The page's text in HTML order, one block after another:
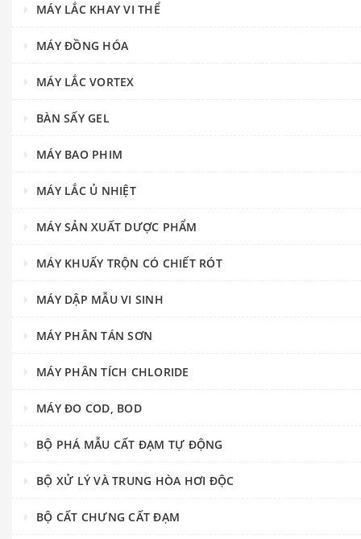
MÁY LẮC KHAY VI THỂ
MÁY ĐỒNG HÓA
MÁY LẮC VORTEX
BÀN SẤY GEL
MÁY BAO PHIM
MÁY LẮC Ủ NHIỆT
MÁY SẢN XUẤT DƯỢC PHẨM
MÁY KHUẤY TRỘN CÓ CHIẾT RÓT
MÁY DẬP MẪU VI SINH
MÁY PHÂN TÁN SƠN
MÁY PHÂN TÍCH CHLORIDE
MÁY ĐO COD, BOD
BỘ PHÁ MẪU CẤT ĐẠM TỰ ĐỘNG
BỘ XỬ LÝ VÀ TRUNG HÒA HƠI ĐỘC
BỘ CẤT CHƯNG CẤT ĐẠM